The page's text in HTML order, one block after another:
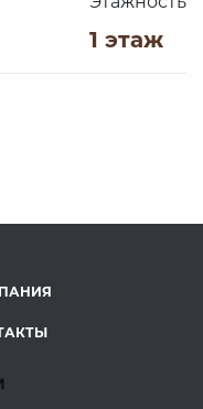
1 этаж